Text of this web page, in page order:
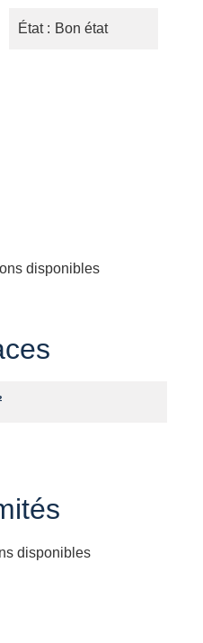
État Bon état
disponibles
disponibles